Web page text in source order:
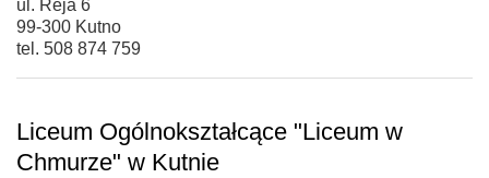
ul. Reja 6
99-300 Kutno
tel. 508 874 759
Liceum Ogólnokształcące "Liceum w
Chmurze" w Kutnie